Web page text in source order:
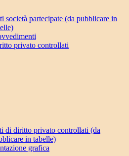
società partecipate (da pubblicare in
privato controllati
di diritto privato controllati (da
in tabelle)
grafica